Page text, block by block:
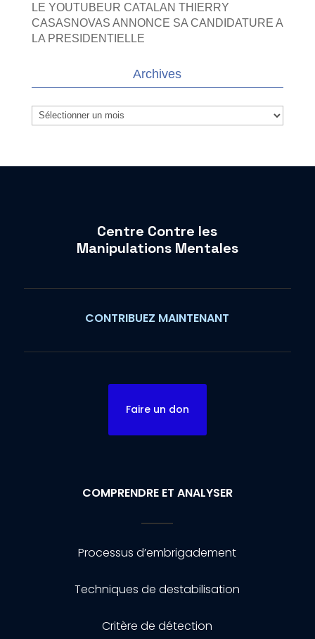
LE YOUTUBEUR CATALAN THIERRY
CASASNOVAS ANNONCE SA CANDIDATURE A
LA PRESIDENTIELLE
Archives
Archives
Centre Contre les
Manipulations Mentales
CONTRIBUEZ MAINTENANT
Faire un don
COMPRENDRE ET ANALYSER
Processus d’embrigadement
Techniques de destabilisation
Critère de détection